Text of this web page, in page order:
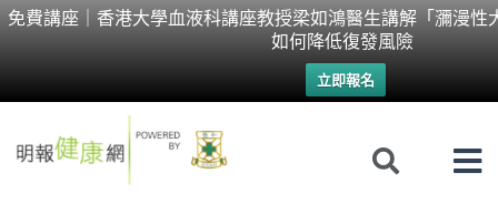
免費講座｜香港大學血液科講座教授梁如鴻醫生講解「瀰漫性
如何降低復發風險
立即報名
Skip